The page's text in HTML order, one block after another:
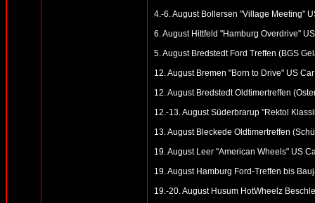
4.-6. August Bollersen "Village Meeting"
6. August Hittfeld "Hamburg Overdrive"
5. August Bredstedt Ford Treffen (BGS
12. August Bremen "Born to Drive" US
12. August Bredstedt Oldtimertreffen
12.-13. August Süderbrarup "Rektol
13. August Bleckede Oldtimertreffen
19. August Leer "American Wheels" US
19. August Hamburg Ford-Treffen bis
19.-20. August Husum HotWheelz